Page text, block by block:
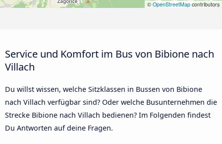
© OpenStreetMap contributors
Service und Komfort im Bus von Bibione nach
Villach
Du willst wissen, welche Sitzklassen in Bussen von Bibione
nach Villach verfügbar sind? Oder welche Busunternehmen die
Strecke Bibione nach Villach bedienen? Im Folgenden findest
Du Antworten auf deine Fragen.